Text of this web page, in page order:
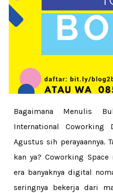
Bagaimana Menulis
International Coworking
Agustus sih perayaannya.
kan ya? Coworking
era banyaknya digital
seringnya bekerja dari